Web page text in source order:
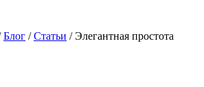
Блог /Статьи /Элегантная простота